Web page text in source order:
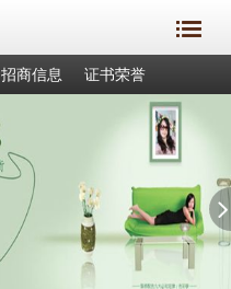
招商信息 证书荣誉